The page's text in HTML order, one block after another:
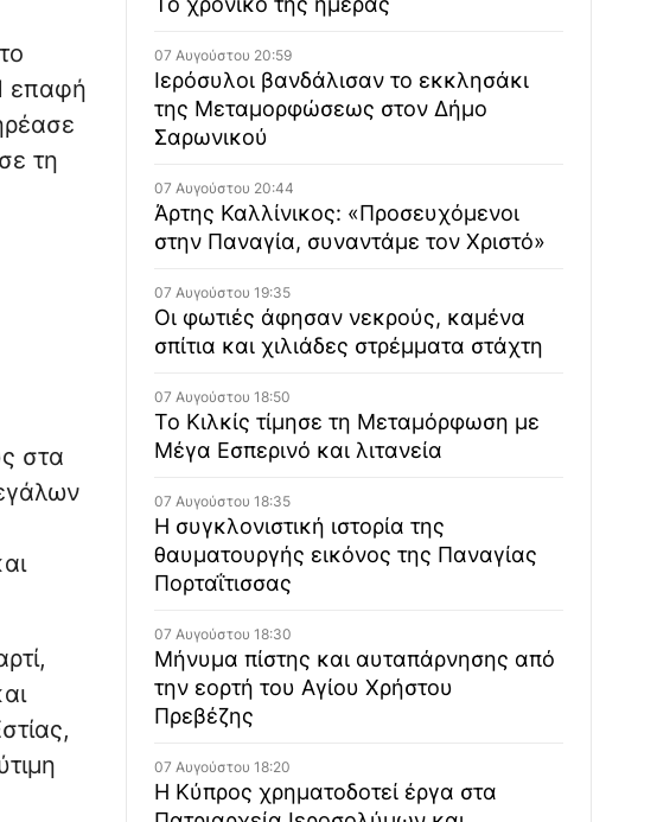
επαφή
τη
στα
07 Αυγούστου 20:59
Ιερόσυλοι βανδάλισαν το εκκλησάκι
της Μεταμορφώσεως στον Δήμο
Σαρωνικού
07 Αυγούστου 20:44
Άρτης Καλλίνικος: «Προσευχόμενοι
στην Παναγία, συναντάμε τον Χριστό»
07 Αυγούστου 19:35
Οι φωτιές άφησαν νεκρούς, καμένα
σπίτια και χιλιάδες στρέμματα στάχτη
07 Αυγούστου 18:50
Το Κιλκίς τίμησε τη Μεταμόρφωση με
Μέγα Εσπερινό και λιτανεία
07 Αυγούστου 18:35
Η συγκλονιστική ιστορία της
θαυματουργής εικόνος της Παναγίας
Πορταΐτισσας
07 Αυγούστου 18:30
Μήνυμα πίστης και αυταπάρνησης από
την εορτή του Αγίου Χρήστου
Πρεβέζης
07 Αυγούστου 18:20
Η Κύπρος χρηματοδοτεί έργα στα